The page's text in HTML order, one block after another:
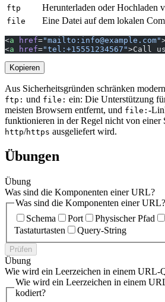
ftp Herunterladen oder Hochladen
file Eine Datei auf dem lokalen
<a href="mailto: info@example.com"
<a href="tel:+15551234567">Call
Kopieren
Aus Sicherheitsgründen schränken
ftp: und file: ein: Die Unterstützung
meisten Browsern entfernt, und file: -
funktionieren in der Regel nicht von einer
http/https ausgeliefert wird.
Übungen
Übung
Was sind die Komponenten einer URL?
Was sind die Komponenten einer URL?
Schema
Port Physischer Pfad
Tastaturtasten
Query-String
Prüfen
Übung
Wie wird ein Leerzeichen in einem URL-
Wie wird ein Leerzeichen in einem
kodiert?